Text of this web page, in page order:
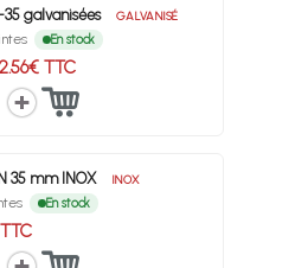
35 galvanisées GALVANISÉ
En stock
TTC
35 mm INOX INOX
En stock